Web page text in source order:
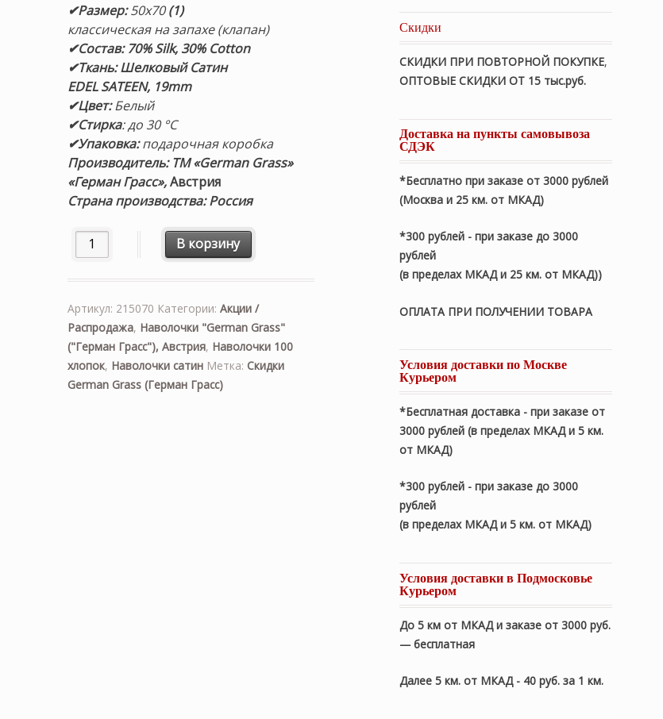
✔Размер: 50х70(1)
классическая на запахе (клапан)
✔Состав:70% Silk, 30% Cotton
✔Ткань:Шелковый Сатин
EDEL SATEEN, 19mm
✔Цвет:Белый
✔Стирка: до 30 °С
✔Упаковка:подарочная коробка
Производитель:ТМ «German Grass»
«Герман Грасс»,Австрия
Страна производства: Россия
Количество товара «Creamy White Grass». Наволочка 50х70см (1 шт.). Ткань: Шелковый
В корзину
Артикул: 215070 Категории:Акции /
Распродажа, Наволочки "German Grass"
("Герман Грасс"), Австрия, Наволочки 100
хлопок, Наволочки сатин Метка:Скидки
German Grass (Герман Грасс)
Скидки
СКИДКИ ПРИ ПОВТОРНОЙ ПОКУПКЕ,
ОПТОВЫЕ СКИДКИ ОТ 15 тыс.руб.
Доставка на пункты самовывоза
СДЭК
*Бесплатно при заказе от 3000 рублей
(Москва и 25 км. от МКАД)
*300 рублей - при заказе до 3000
рублей
(в пределах МКАД и 25 км. от МКАД))
ОПЛАТА ПРИ ПОЛУЧЕНИИ ТОВАРА
Условия доставки по Москве
Курьером
*Бесплатная доставка - при заказе от
3000 рублей (в пределах МКАД и 5 км.
от МКАД)
*300 рублей - при заказе до 3000
рублей
(в пределах МКАД и 5 км. от МКАД)
Условия доставки в Подмосковье
Курьером
До 5 км от МКАД и заказе от 3000 руб.
— бесплатная
Далее 5 км. от МКАД - 40 руб. за 1 км.